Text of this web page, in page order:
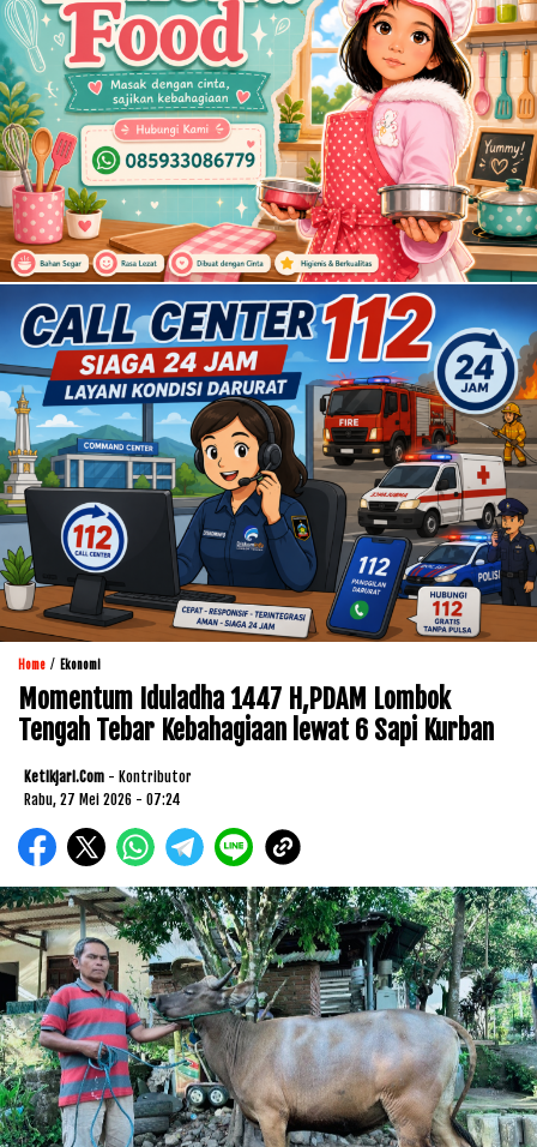
Home / Ekonomi
Momentum Iduladha 1447 H,PDAM Lombok
Tengah Tebar Kebahagiaan lewat 6 Sapi Kurban
Ketikjari.com - Kontributor
Rabu, 27 Mei 2026 - 07:24